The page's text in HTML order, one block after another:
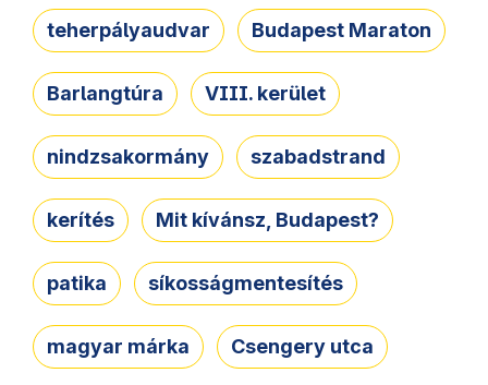
teherpályaudvar Budapest Maraton
Barlangtúra VIII. kerület
nindzsakormány szabadstrand
kerítés Mit kívánsz, Budapest?
patika síkosságmentesítés
magyar márka Csengery utca